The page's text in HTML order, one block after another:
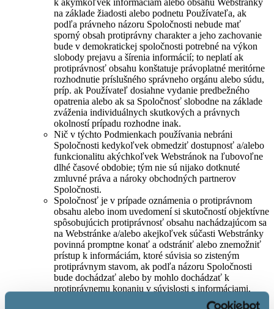
na základe žiadosti alebo podnetu Používateľa, ak
podľa právneho názoru Spoločnosti nebude mať
sporný obsah protiprávny charakter a jeho zachovanie
bude v demokratickej spoločnosti potrebné na výkon
slobody prejavu a šírenia informácií; to neplatí ak
protiprávnosť obsahu konštatuje právoplatné meritórne
rozhodnutie príslušného správneho orgánu alebo súdu,
príp. ak Používateľ dosiahne vydanie predbežného
opatrenia alebo ak sa Spoločnosť slobodne na základe
zváženia individuálnych skutkových a právnych
okolností prípadu rozhodne inak.
Nič v týchto Podmienkach používania nebráni
Spoločnosti kedykoľvek obmedziť dostupnosť a/alebo
funkcionalitu akýchkoľvek Webstránok na ľubovoľne
dlhé časové obdobie; tým nie sú nijako dotknuté
zmluvné práva a nároky obchodných partnerov
Spoločnosti.
Spoločnosť je v prípade oznámenia o protiprávnom
obsahu alebo inom uvedomení si skutočností objektívne
spôsobujúcich protiprávnosť obsahu nachádzajúcom sa
na Webstránke a/alebo akejkoľvek súčasti Webstránky
povinná promptne konať a odstrániť alebo znemožniť
prístup k informáciám, ktoré súvisia so zisteným
protiprávnym stavom, ak podľa názoru Spoločnosti
bude dochádzať alebo by mohlo dochádzať k
protiprávnemu konaniu v súvislosti s informáciami,
ktoré sú zahrnuté do obsahu Webstránok.